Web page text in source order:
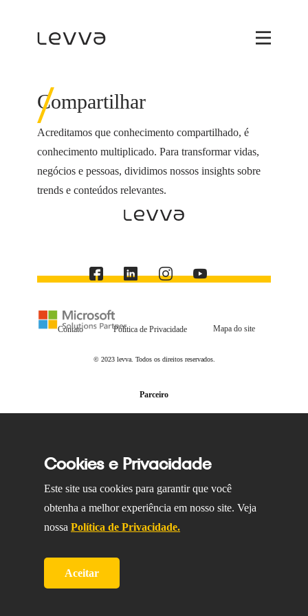
Compartilhar
Acreditamos que conhecimento compartilhado, é
conhecimento multiplicado. Para transformar vidas,
negócios e pessoas, dividimos nossos insights sobre
trends e conteúdos relevantes.
Parceiro
Contato Política de Privacidade Mapa do site
© 2023 levva. Todos os direitos reservados.
Cookies e Privacidade
Este site usa cookies para garantir que você
obtenha a melhor experiência em nosso site. Veja
nossa Política de Privacidade.
Aceitar